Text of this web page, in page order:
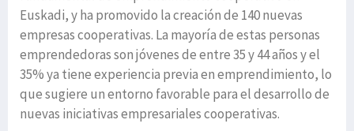
Euskadi, y ha promovido la creación de 140 nuevas
empresas cooperativas. La mayoría de estas personas
emprendedoras son jóvenes de entre 35 y 44 años y el
35% ya tiene experiencia previa en emprendimiento, lo
que sugiere un entorno favorable para el desarrollo de
nuevas iniciativas empresariales cooperativas.